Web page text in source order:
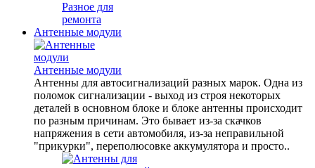
Разное для
ремонта
Антенные модули
Антенные модули
Антенны для автосигнализаций разных марок. Одна из
поломок сигнализации - выход из строя некоторых
деталей в основном блоке и блоке антенны происходит
по разным причинам. Это бывает из-за скачков
напряжения в сети автомобиля, из-за неправильной
"прикурки", переполюсовке аккумулятора и просто..